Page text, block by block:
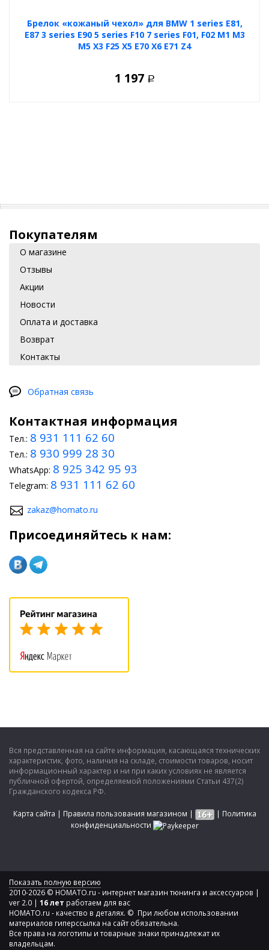
Брелок «кожаный чехол» для BMW 1 series E81,
E87 3 series E90 5 series F10 7 series F01, F02 M1 M3
M5 X3 F25 X5 E70 X6 E71 Z4
1 197 Р
Покупателям
О магазине
Отзывы
Акции
Новости
Оплата и доставка
Возврат
Контакты
Обратная связь
Контактная информация
Тел.: 8 931 111 62 60
Тел.: 8 930 999 28 30
WhatsApp: 8 925 342 95 93
Telegram: 8 931 111 62 60
zakaz@homato.ru
Присоединяйтесь к нам:
Вся представленная на сайте информация, касающаяся технических
характеристик, фото, наличия на складе, стоимости товаров, носит
информационный характер и ни при каких условиях не является
публичной офертой, определяемой положениями Статьи 437(2)
Гражданского кодекса РФ.
Карта сайта | Правила пользования магазином | | Политика
конфиденциальности
Показать полную версию
2010-2026 © HOMATO.ru - интернет магазин тюнинга и аксессуаров |
ver 2.0 | 16 лет работаем для вас
HOMATO.ru - качество в деталях. © При любом использовании
материалов гиперссылка на сайт обязательна.
Все права на логотипы и товарные знаки принадлежат их
владельцам.